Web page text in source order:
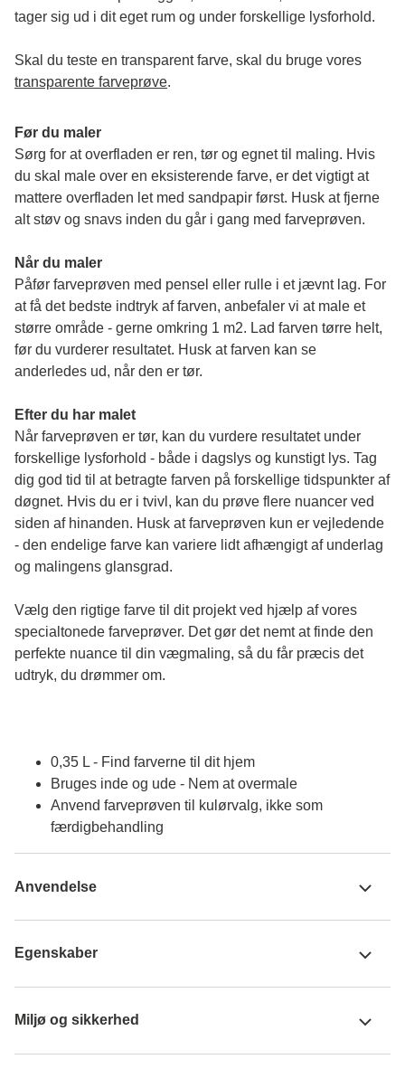
tager sig ud i dit eget rum og under forskellige lysforhold.
transparente farveprøve.
Før du maler
Sørg for at overfladen er ren, tør og egnet til maling. Hvis
du skal male over en eksisterende farve, er det vigtigt at
mattere overfladen let med sandpapir først. Husk at fjerne
alt støv og snavs inden du går i gang med farveprøven.
Når du maler
Påfør farveprøven med pensel eller rulle i et jævnt lag. For
at få det bedste indtryk af farven, anbefaler vi at male et
større område - gerne omkring 1 m2. Lad farven tørre helt,
før du vurderer resultatet. Husk at farven kan se
anderledes ud, når den er tør.
Efter du har malet
Når farveprøven er tør, kan du vurdere resultatet under
forskellige lysforhold - både i dagslys og kunstigt lys. Tag
dig god tid til at betragte farven på forskellige tidspunkter af
døgnet. Hvis du er i tvivl, kan du prøve flere nuancer ved
siden af hinanden. Husk at farveprøven kun er vejledende
- den endelige farve kan variere lidt afhængigt af underlag
og malingens glansgrad.
Vælg den rigtige farve til dit projekt ved hjælp af vores
specialtonede farveprøver. Det gør det nemt at finde den
perfekte nuance til din vægmaling, så du får præcis det
udtryk, du drømmer om.
0,35 L - Find farverne til dit hjem
Bruges inde og ude - Nem at overmale
Anvend farveprøven til kulørvalg, ikke som
færdigbehandling
Anvendelse
Egenskaber
Miljø og sikkerhed